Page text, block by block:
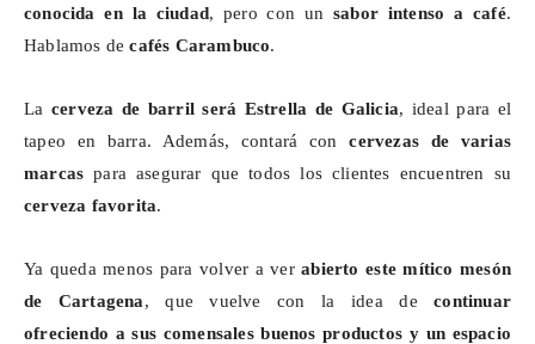
conocida en la ciudad, pero con unsabor intenso a café.
Hablamos decafés Carambuco.
La cerveza de barril será Estrella de Galicia, ideal para el
tapeo en barra. Además, contará concervezas de varias
marcas para asegurar que todos los clientes encuentren su
cerveza favorita.
Ya queda menos para volver a verabierto este mítico mesón
de Cartagena, que vuelve con la idea decontinuar
ofreciendo a sus comensales buenos productos y un espacio